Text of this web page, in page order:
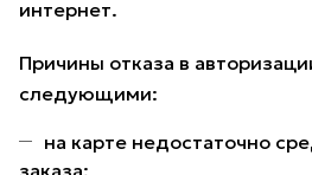
интернет.
Причины отказа в
следующими:
на карте недостаточно